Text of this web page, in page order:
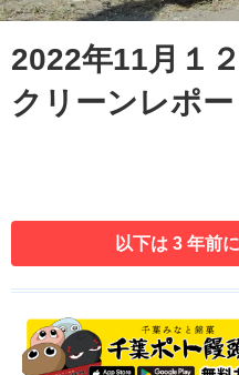
2022年11月１
クリーンレポー
以下は 3 年前